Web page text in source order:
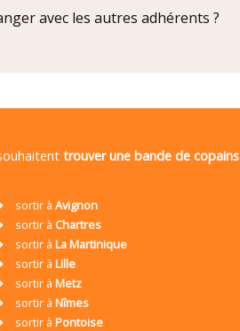
avec les autres adhérents ?
trouver une bande de
sortir à Avignon
sortir à Chartres
sortir à La Martinique
sortir à Lille
sortir à Metz
sortir à Nîmes
sortir à Pontoise